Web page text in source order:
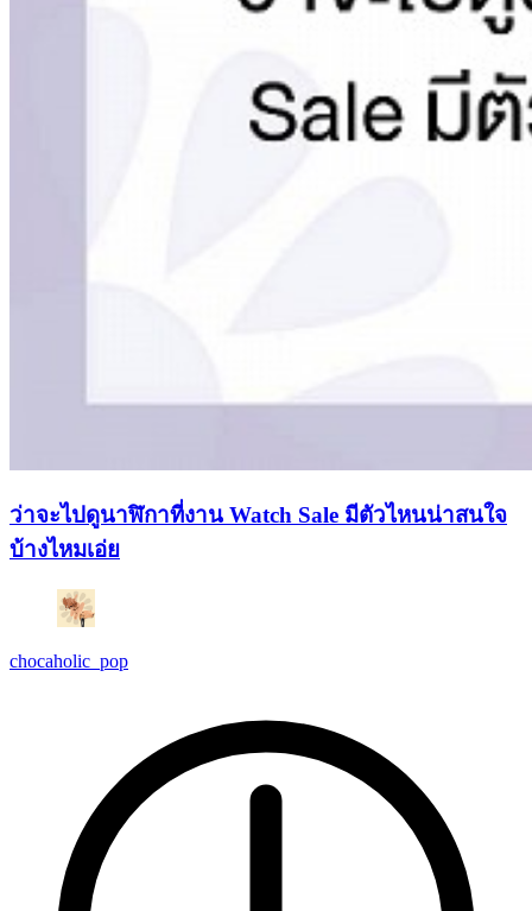
ว่าจะไปดูนาฬิกาที่งาน Watch Sale มีตัวไหนน่าสนใจ
บ้างไหมเอ่ย
chocaholic_pop